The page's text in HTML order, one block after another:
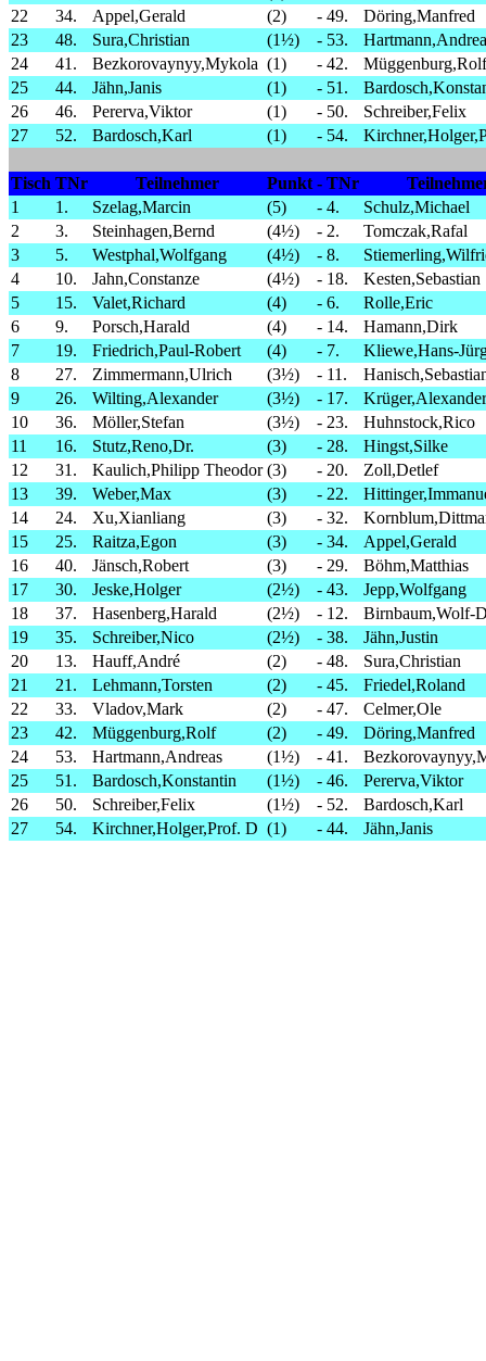
22
34. Appel,Gerald (2) - 49.
Döring,Manfred
23
48. Sura,Christian (1½) - 53.
24
41. Bezkorovaynyy,Mykola (1) - 42.
Müggenburg,Rolf
25
44. Jähn,Janis (1) - 51.
26
46. Pererva,Viktor (1) - 50.
Schreiber,Felix
27
52. Bardosch,Karl (1) - 54.
Tisch TNr Teilnehmer Punkt - TNr
1
1. Szelag,Marcin (5) - 4.
Schulz,Michael
2
3. Steinhagen,Bernd (4½) - 2.
Tomczak,Rafal
3
5. Westphal,Wolfgang (4½) - 8.
4
10. Jahn,Constanze (4½) - 18.
Kesten,Sebastian
5
15. Valet,Richard (4) - 6.
Rolle,Eric
6
9. Porsch,Harald (4) - 14.
Hamann,Dirk
7
19. Friedrich,Paul-Robert (4) - 7.
Kliewe,Hans-
8
27. Zimmermann,Ulrich (3½) - 11.
9
26. Wilting,Alexander (3½) - 17.
Krüger,Alexander
10
36. Möller,Stefan (3½) - 23.
Huhnstock,Rico
11
16. Stutz,Reno,Dr. (3) - 28.
Hingst,Silke
12
31. Kaulich,Philipp Theodor (3) - 20.
Zoll,Detlef
13
39. Weber,Max (3) - 22.
14
24. Xu,Xianliang (3) - 32.
15
25. Raitza,Egon (3) - 34.
Appel,Gerald
16
40. Jänsch,Robert (3) - 29.
Böhm,Matthias
17
30. Jeske,Holger (2½) - 43.
Jepp,Wolfgang
18
37. Hasenberg,Harald (2½) - 12.
Birnbaum,Wolf-
19
35. Schreiber,Nico (2½) - 38.
Jähn,Justin
20
13. Hauff,André (2) - 48.
Sura,Christian
21
21. Lehmann,Torsten (2) - 45.
Friedel,Roland
22
33. Vladov,Mark (2) - 47.
Celmer,Ole
23
42. Müggenburg,Rolf (2) - 49.
Döring,Manfred
24
53. Hartmann,Andreas (1½) - 41.
25
51. Bardosch,Konstantin (1½) - 46.
Pererva,Viktor
26
50. Schreiber,Felix (1½) - 52.
Bardosch,Karl
27
54. Kirchner,Holger,Prof. D (1) - 44. Jähn,Janis